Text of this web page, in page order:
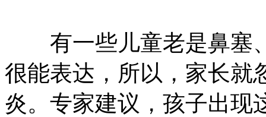
有一些儿童老是鼻塞
很能表达，所以，家长就
炎。专家建议，孩子出